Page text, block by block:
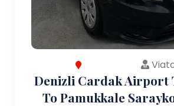
Denizli Cardak Airport
To Pamukkale